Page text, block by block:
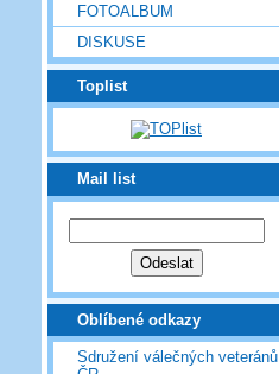
FOTOALBUM
DISKUSE
Toplist
Mail list
Oblíbené odkazy
Sdružení válečných veteránů